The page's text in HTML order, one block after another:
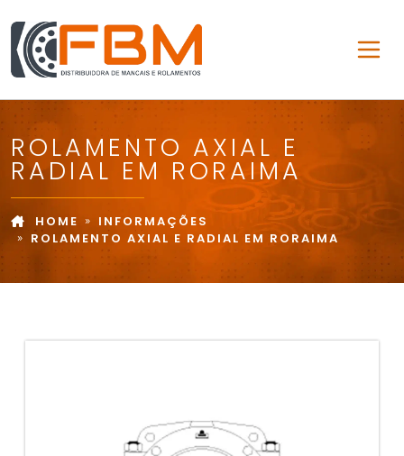
ROLAMENTO AXIAL E
RADIAL EM RORAIMA
HOME
INFORMAÇÕES
ROLAMENTO AXIAL E RADIAL EM RORAIMA